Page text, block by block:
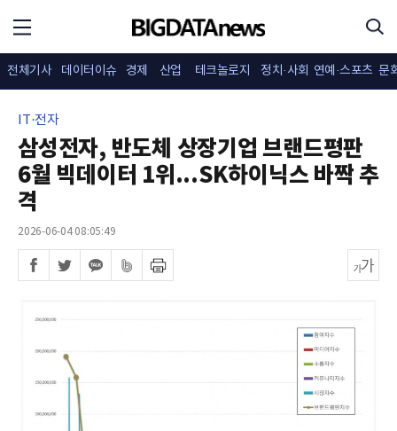
전체기사 데이터이슈 경제 산업 테크놀로지 정치·사회 연예·스포츠 문
IT·전자
삼성전자, 반도체 상장기업 브랜드평판
6월 빅데이터 1위...SK하이닉스 바짝 추
격
2026-06-04 08:05:49